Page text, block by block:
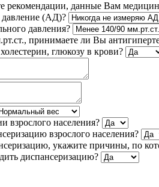
рекомендации, данные Вам
давление (АД)?
давления?
принимаете ли Вы
глюкозу в крови?
взрослого населения?
взрослого населения?
укажите причины, по
диспансеризацию?